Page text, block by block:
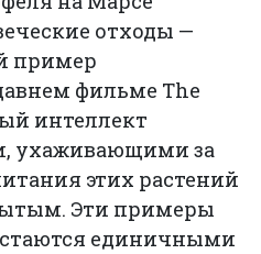
отходы —
пример
фильме The
интеллект
ухаживающими за
этих растений
Эти примеры
единичными